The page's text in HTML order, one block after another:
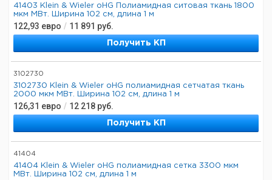
41403 Klein & Wieler oHG Полиамидная ситовая ткань 1800
мкм МВт. Ширина 102 см, длина 1 м
122,93 евро / 11 891 руб.
Получить КП
3102730
3102730 Klein & Wieler oHG полиамидная сетчатая ткань
2000 мкм МВт. Ширина 102 см, длина 1 м
126,31 евро / 12 218 руб.
Получить КП
41404
41404 Klein & Wieler oHG полиамидная сетка 3300 мкм
МВт. Ширина 102 см, длина 1 м